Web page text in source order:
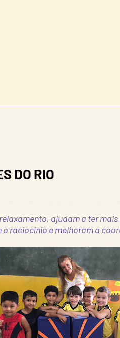
DO RIO
ajudam a ter
o raciocínio e melhoram a